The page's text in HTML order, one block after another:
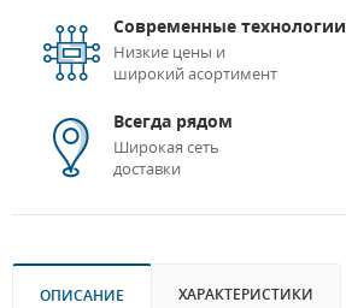
Современные технологии
Низкие цены и
широкий асортимент
Всегда рядом
Широкая сеть
доставки
ОПИСАНИЕ ХАРАКТЕРИСТИКИ